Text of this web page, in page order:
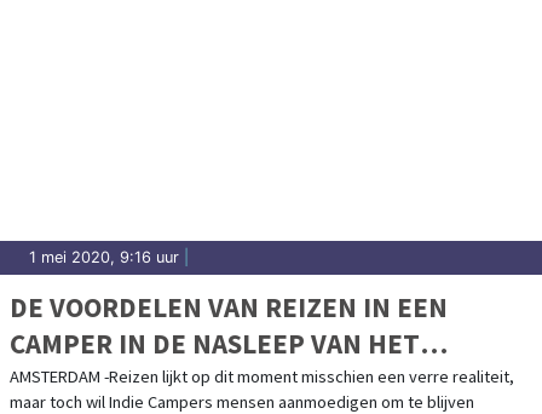
1 mei 2020, 9:16 uur
DE VOORDELEN VAN REIZEN IN EEN
CAMPER IN DE NASLEEP VAN HET
CORONAVIRUS
AMSTERDAM -Reizen lijkt op dit moment misschien een verre realiteit,
maar toch wil Indie Campers mensen aanmoedigen om te blijven